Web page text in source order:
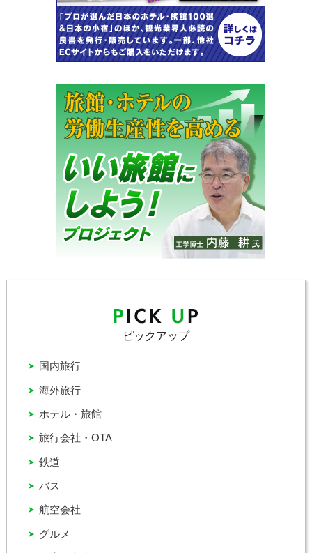
ピックアップ
グルメ
バス
ホテル・旅館
国内旅行
旅行会社・OTA
海外旅行
航空会社
鉄道